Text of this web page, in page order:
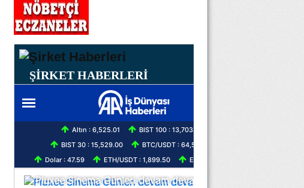
ŞİRKET HABERLERİ